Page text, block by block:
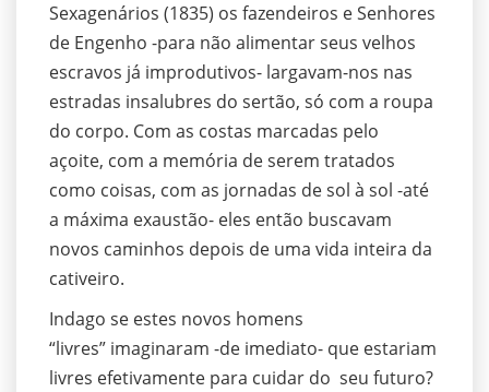
Sexagenários (1835) os fazendeiros e Senhores
de Engenho -para não alimentar seus velhos
escravos já improdutivos- largavam-nos nas
estradas insalubres do sertão, só com a roupa
do corpo. Com as costas marcadas pelo
açoite, com a memória de serem tratados
como coisas, com as jornadas de sol à sol -até
a máxima exaustão- eles então buscavam
novos caminhos depois de uma vida inteira da
cativeiro.
Indago se estes novos homens
“livres” imaginaram -de imediato- que estariam
livres efetivamente para cuidar do seu futuro?